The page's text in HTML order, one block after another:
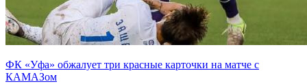
ФК «Уфа» обжалует три красные карточки на матче с
КАМАЗом